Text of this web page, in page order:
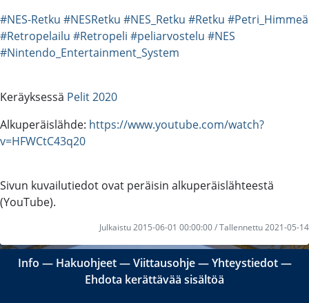
#NES-Retku #NESRetku #NES_Retku #Retku #Petri_Himmeä
#Retropelailu #Retropeli #peliarvostelu #NES
#Nintendo_Entertainment_System
Keräyksessä Pelit 2020
Alkuperäislähde: https://www.youtube.com/watch?
v=HFWCtC43q20
Sivun kuvailutiedot ovat peräisin alkuperäislähteestä
(YouTube).
Julkaistu 2015-06-01 00:00:00 / Tallennettu 2021-05-14
Info ― Hakuohjeet―Viittausohje―Yhteystiedot―
Ehdota kerättävää sisältöä